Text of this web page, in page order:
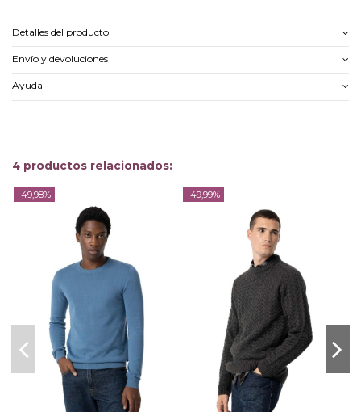
Detalles del producto
Envío y devoluciones
Ayuda
4 productos relacionados:
-49,98% -49,99%